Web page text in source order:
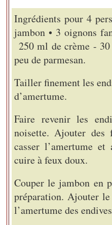
Ingrédients pour 4
jambon • 3 oignons
250 ml de crème -
peu de parmesan.
Tailler finement les
d’amertume.
Faire revenir les
noisette. Ajouter des
casser l’amertume
cuire à feux doux.
Couper le jambon en
préparation. Ajouter
l’amertume des